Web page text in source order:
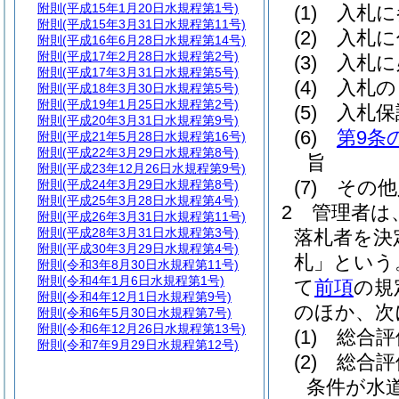
(1)
入札
(2)
入札
(3)
入札
(4)
入札
(5)
入札
(6)
第9条
旨
(7)
その
2
管理者は
落札者を決
札」という
て前項の規
のほか、
(1)
総合
(2)
総合
条件が水
附則 (平成15年1月20日水規程第1号)
附則 (平成15年3月31日水規程第11号)
附則 (平成16年6月28日水規程第14号)
附則 (平成17年2月28日水規程第2号)
附則 (平成17年3月31日水規程第5号)
附則 (平成18年3月30日水規程第5号)
附則 (平成19年1月25日水規程第2号)
附則 (平成20年3月31日水規程第9号)
附則 (平成21年5月28日水規程第16号)
附則 (平成22年3月29日水規程第8号)
附則 (平成23年12月26日水規程第9号)
附則 (平成24年3月29日水規程第8号)
附則 (平成25年3月28日水規程第4号)
附則 (平成26年3月31日水規程第11号)
附則 (平成28年3月31日水規程第3号)
附則 (平成30年3月29日水規程第4号)
附則 (令和3年8月30日水規程第11号)
附則 (令和4年1月6日水規程第1号)
附則 (令和4年12月1日水規程第9号)
附則 (令和6年5月30日水規程第7号)
附則 (令和6年12月26日水規程第13号)
附則 (令和7年9月29日水規程第12号)